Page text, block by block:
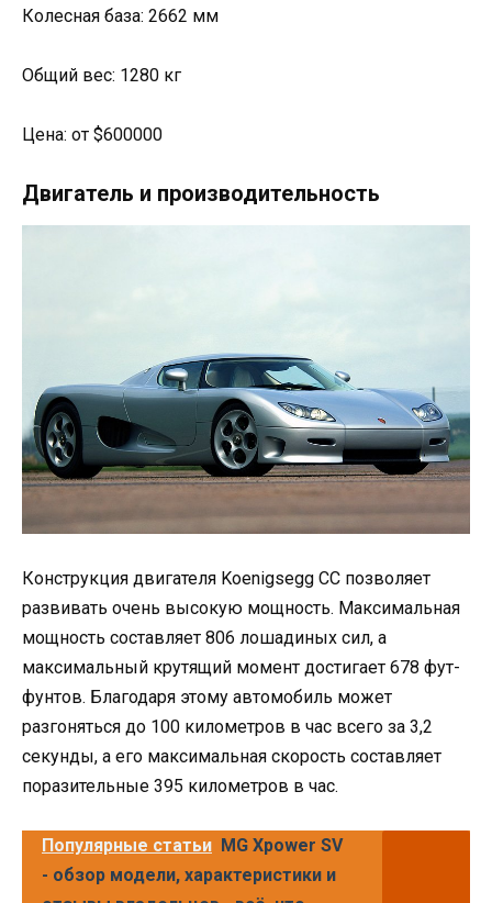
Колесная база: 2662 мм
Общий вес: 1280 кг
Цена: от $600000
Двигатель и производительность
Конструкция двигателя Koenigsegg CC позволяет
развивать очень высокую мощность. Максимальная
мощность составляет 806 лошадиных сил, а
максимальный крутящий момент достигает 678 фут-
фунтов. Благодаря этому автомобиль может
разгоняться до 100 километров в час всего за 3,2
секунды, а его максимальная скорость составляет
поразительные 395 километров в час.
Популярные статьи MG Xpower SV
- обзор модели, характеристики и